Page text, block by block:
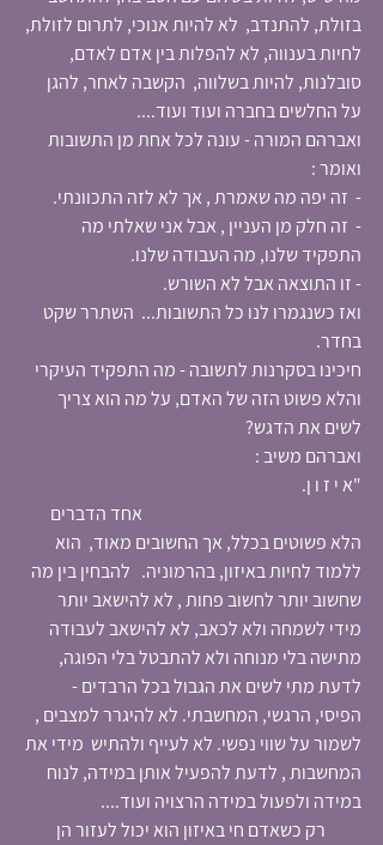
בזולת, להתנדב,  לא להיות אנוכי, לתרום לזולת,
לחיות בענווה, לא להפלות בין אדם לאדם,
סובלנות, להיות בשלווה,  הקשבה לאחר, להגן
על החלשים בחברה ועוד ועוד....
ואברהם המורה - עונה לכל אחת מן התשובות
ואומר :
-  זה יפה מה שאמרת , אך לא לזה התכוונתי.
-  זה חלק מן העניין , אבל אני שאלתי מה
התפקיד שלנו, מה העבודה שלנו.
- זו התוצאה אבל לא השורש.
ואז כשנגמרו לנו כל התשובות...  השתרר שקט
בחדר.
חיכינו בסקרנות לתשובה - מה התפקיד העיקרי
והלא פשוט הזה של האדם, על מה הוא צריך
לשים את הדגש?
ואברהם משיב :
"א י ז ו ן.
                                                             אחד הדברים
הלא פשוטים בכלל, אך החשובים מאוד,  הוא
ללמוד לחיות באיזון, בהרמוניה.   להבחין בין מה
שחשוב יותר לחשוב פחות , לא להישאב יותר
מידי לשמחה ולא לכאב, לא להישאב לעבודה
מתישה בלי מנוחה ולא להתבטל בלי הפוגה,
לדעת מתי לשים את הגבול בכל הרבדים -
הפיסי, הרגשי, המחשבתי. לא להיגרר למצבים ,
לשמור על שווי נפשי. לא לעייף ולהתיש  מידי את
המחשבות , לדעת להפעיל אותן במידה, לנוח
במידה ולפעול במידה הרצויה ועוד....
          רק כשאדם חי באיזון הוא יכול לעזור הן